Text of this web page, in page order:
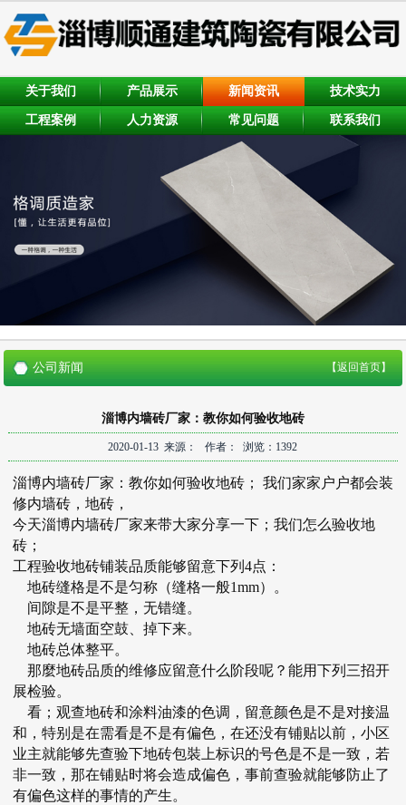
关于我们 产品展示 新闻资讯 技术实力
工程案例 人力资源 常见问题 联系我们
公司新闻 【返回首页】
淄博内墙砖厂家：教你如何验收地砖
2020-01-13 来源： 作者： 浏览：1392
淄博内墙砖厂家 ：教你如何验收地砖； 我们家家户户都会装
修内墙砖，地砖，
今天淄博内墙砖厂家来带大家分享一下；我们怎么验收地
砖；
工程验收地砖铺装品质能够留意下列4点：
地砖缝格是不是匀称（缝格一般1mm）。
间隙是不是平整，无错缝。
地砖无墙面空鼓、掉下来。
地砖总体整平。
那麼地砖品质的维修应留意什么阶段呢？能用下列三招开
展检验。
看；观查地砖和涂料油漆的色调，留意颜色是不是对接温
和，特别是在需看是不是有偏色，在还没有铺贴以前，小区
业主就能够先查验下地砖包裝上标识的号色是不是一致，若
非一致，那在铺贴时将会造成偏色，事前查验就能够防止了
有偏色这样的事情的产生。